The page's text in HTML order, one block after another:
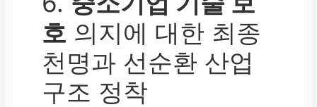
호 의지에 대한 최종
천명과 선순환 산업
구조 정착